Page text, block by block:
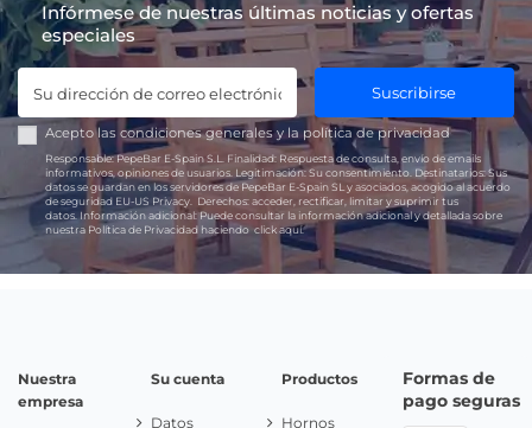
Infórmese de nuestras últimas noticias y ofertas
especiales
Suscribirse
Acepto las condiciones generales y lapolítica de privacidad
Responsable:PepeBar E-Spain S.L. Finalidad: Respuesta de consulta, envío de emails
informativos, opiniones de usuarios. Legitimación: Su consentimiento. Destinatarios: Sus
datos se guardan en los servidores de PepeBar E-Spain SL y asociados, acogido al acuerdo
de seguridad EU-US Privacy.
Derechos: acceder, rectificar, limitar y suprimir tus
datos. Información adicional:Puede consultar la información adicional y detallada sobre
nuestra Política de Privacidad haciendoclick aquí.
Nuestra
empresa
Su cuenta
Datos
Productos
Hornos
Formas de
pago seguras